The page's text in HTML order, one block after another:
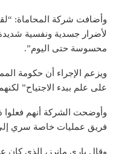
وأضافت شركة المحاماة:
لأضرار جسدية ونفسية شديدة
محسوسة حتى اليوم”.
ويزعم الإجراء أن حكومة
على علم ببدء الاجتياح”
وأوضحت الشركة أنهم فعلوا
فريق عمليات خاصة سري
وقال باري مانرز، الذي كان